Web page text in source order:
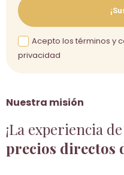
Nuestra misión
¡La experiencia
precios directos
Acepto los términos y
privacidad